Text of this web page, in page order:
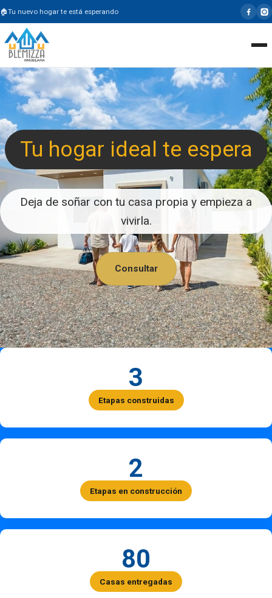
Tu nuevo hogar te está esperando
Tu hogar ideal te espera
Deja de soñar con tu casa propia y empieza a
vivirla.
Consultar
3
Etapas construidas
2
Etapas en construcción
80
Casas entregadas